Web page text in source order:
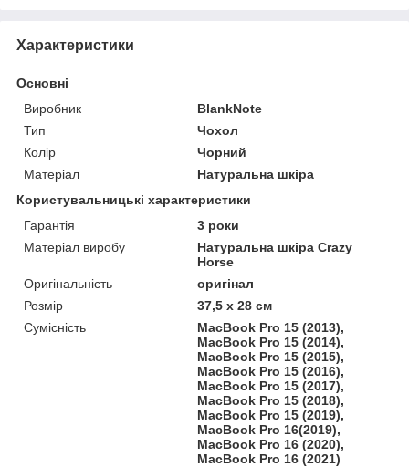
Характеристики
Основні
Виробник
BlankNote
Тип
Чохол
Колір
Чорний
Матеріал
Натуральна шкіра
Користувальницькі характеристики
Гарантія
3 роки
Матеріал виробу
Натуральна шкіра Crazy
Horse
Оригінальність
оригінал
Розмір
37,5 х 28 см
Сумісність
MacBook Pro 15 (2013),
MacBook Pro 15 (2014),
MacBook Pro 15 (2015),
MacBook Pro 15 (2016),
MacBook Pro 15 (2017),
MacBook Pro 15 (2018),
MacBook Pro 15 (2019),
MacBook Pro 16(2019),
MacBook Pro 16 (2020),
MacBook Pro 16 (2021)